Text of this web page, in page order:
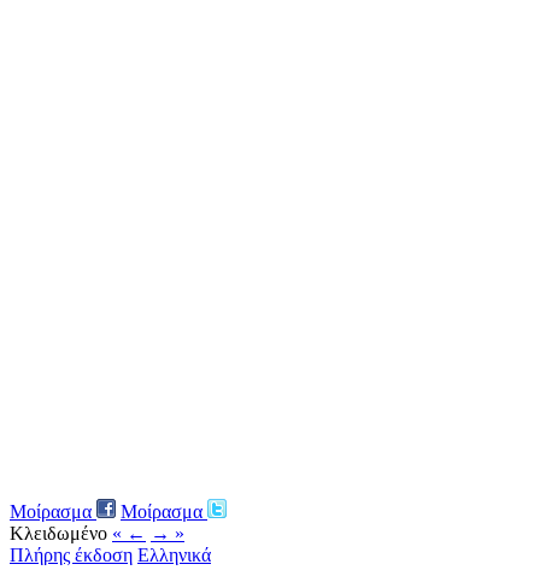
Μοίρασμα
Μοίρασμα
Κλειδωμένο « ← → »
Πλήρης έκδοση Ελληνικά